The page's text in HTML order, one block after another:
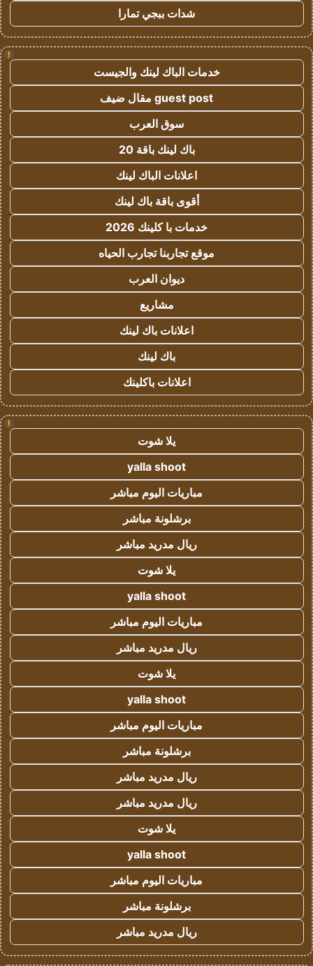
شدات ببجي تمارا
!
خدمات الباك لينك والجيست
guest post مقال ضيف
سوق العرب
باك لينك باقة 20
اعلانات الباك لينك
أقوى باقة باك لينك
خدمات با كلينك 2026
موقع تجاربنا تجارب الحياه
ديوان العرب
مشاريع
اعلانات باك لينك
باك لينك
اعلانات باكلينك
!
يلا شوت
yalla shoot
مباريات اليوم مباشر
برشلونة مباشر
ريال مدريد مباشر
يلا شوت
yalla shoot
مباريات اليوم مباشر
ريال مدريد مباشر
يلا شوت
yalla shoot
مباريات اليوم مباشر
برشلونة مباشر
ريال مدريد مباشر
ريال مدريد مباشر
يلا شوت
yalla shoot
مباريات اليوم مباشر
برشلونة مباشر
ريال مدريد مباشر